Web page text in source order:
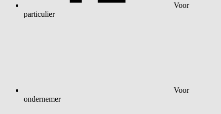
Voor
particulier
Voor
ondernemer